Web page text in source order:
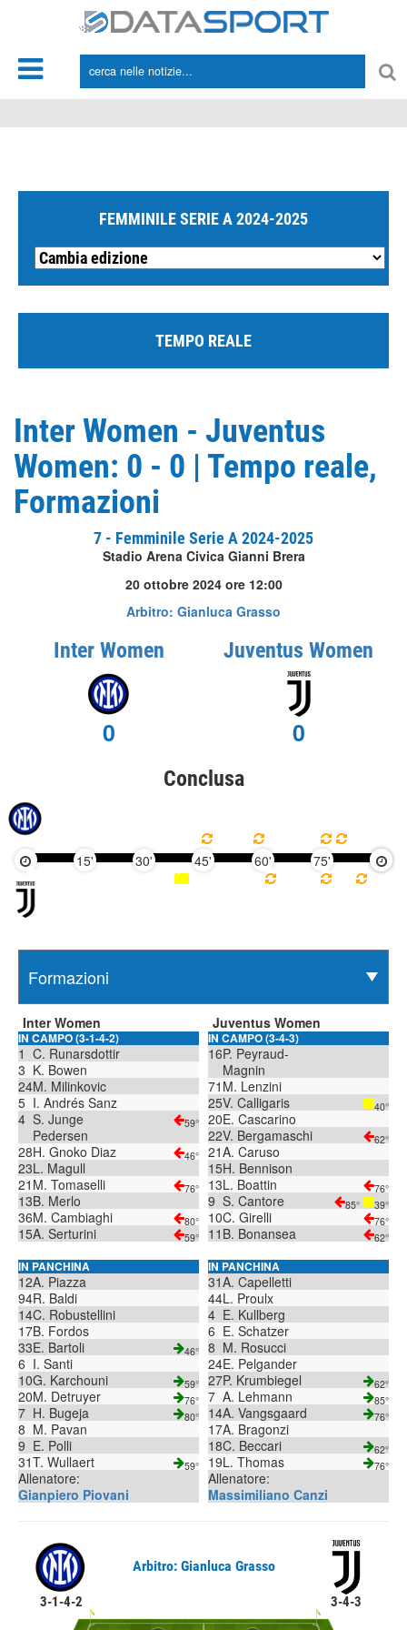
FEMMINILE SERIE A 2024-2025
TEMPO REALE
Inter Women - Juventus
Women: 0 - 0 | Tempo reale,
Formazioni
7 - Femminile Serie A 2024-2025
Stadio Arena Civica Gianni Brera
20 ottobre 2024 ore 12:00
Arbitro: Gianluca Grasso
Inter Women
0
Juventus Women
0
Conclusa
15' 30' 45' 60' 75' 90'
Inter Women
IN CAMPO (3-1-4-2)
1 C. Runarsdottir
3 K. Bowen
24M. Milinkovic
5 I. Andrés Sanz
4 S. Junge
Pedersen
59°
28H. Gnoko Diaz 46°
23L. Magull
21 M. Tomaselli 76°
13B. Merlo
36M. Cambiaghi 80°
15A. Serturini 59°
IN PANCHINA
12A. Piazza
94R. Baldi
14C. Robustellini
17B. Fordos
33E. Bartoli 46°
6 I. Santi
10G. Karchouni 59°
20M. Detruyer 76°
7 H. Bugeja 80°
8 M. Pavan
9 E. Polli
31T. Wullaert 59°
Allenatore:
Gianpiero Piovani
Juventus Women
IN CAMPO (3-4-3)
16P. Peyraud-
Magnin
71 M. Lenzini
25V. Calligaris 40°
20E. Cascarino
22V. Bergamaschi 62°
21A. Caruso
15H. Bennison
13L. Boattin 76°
9 S. Cantore 85° 39°
10C. Girelli 76°
11 B. Bonansea 62°
IN PANCHINA
31A. Capelletti
44L. Proulx
4 E. Kullberg
6 E. Schatzer
8 M. Rosucci
24E. Pelgander
27P. Krumbiegel 62°
7 A. Lehmann 85°
14A. Vangsgaard 76°
17A. Bragonzi
18C. Beccari 62°
19L. Thomas 76°
Allenatore:
Massimiliano Canzi
3-1-4-2
Arbitro: Gianluca Grasso
3-4-3